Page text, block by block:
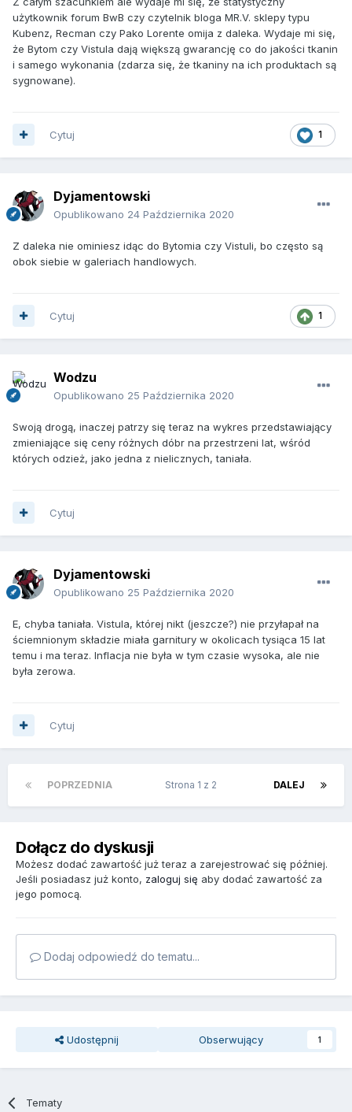
użytkownik forum BwB czy czytelnik bloga MR.V. sklepy typu
Kubenz, Recman czy Pako Lorente omija z daleka. Wydaje mi się,
że Bytom czy Vistula dają większą gwarancję co do jakości tkanin
i samego wykonania (zdarza się, że tkaniny na ich produktach są
sygnowane).
1
Cytuj
Dyjamentowski
Opublikowano 24 Października 2020
Z daleka nie ominiesz idąc do Bytomia czy Vistuli, bo często są
obok siebie w galeriach handlowych.
1
Cytuj
Wodzu
Opublikowano 25 Października 2020
Swoją drogą, inaczej patrzy się teraz na wykres przedstawiający
zmieniające się ceny różnych dóbr na przestrzeni lat, wśród
których odzież, jako jedna z nielicznych, taniała.
Cytuj
Dyjamentowski
Opublikowano 25 Października 2020
E, chyba taniała. Vistula, której nikt (jeszcze?) nie przyłapał na
ściemnionym składzie miała garnitury w okolicach tysiąca 15 lat
temu i ma teraz. Inflacja nie była w tym czasie wysoka, ale nie
była zerowa.
Cytuj
POPRZEDNIA DALEJ
Strona 1 z 2
Dołącz do dyskusji
Możesz dodać zawartość już teraz a zarejestrować się później.
Jeśli posiadasz już konto, zaloguj się aby dodać zawartość za
jego pomocą.
Dodaj odpowiedź do tematu...
Udostępnij Obserwujący 1
Tematy